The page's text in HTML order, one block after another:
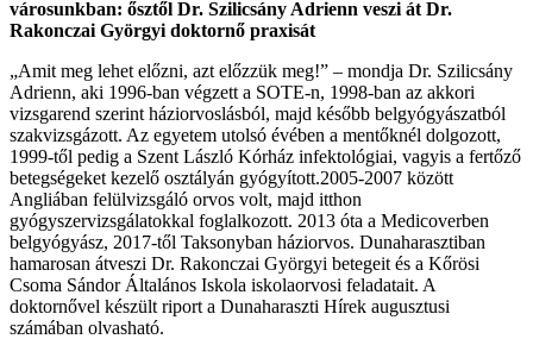
városunkban: ősztől Dr. Szilicsány Adrienn veszi át Dr.
Rakonczai Györgyi doktornő praxisát
„Amit meg lehet előzni, azt előzzük meg!” – mondja Dr. Szilicsány
Adrienn, aki 1996-ban végzett a SOTE-n, 1998-ban az akkori
vizsgarend szerint háziorvoslásból, majd később belgyógyászatból
szakvizsgázott. Az egyetem utolsó évében a mentőknél dolgozott,
1999-től pedig a Szent László Kórház infektológiai, vagyis a fertőző
betegségeket kezelő osztályán gyógyított.2005-2007 között
Angliában felülvizsgáló orvos volt, majd itthon
gyógyszervizsgálatokkal foglalkozott. 2013 óta a Medicoverben
belgyógyász, 2017-től Taksonyban háziorvos. Dunaharasztiban
hamarosan átveszi Dr. Rakonczai Györgyi betegeit és a Kőrösi
Csoma Sándor Általános Iskola iskolaorvosi feladatait. A
doktornővel készült riport a Dunaharaszti Hírek augusztusi
számában olvasható.